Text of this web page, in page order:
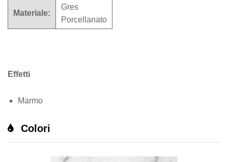
Materiale:
Gres
Porcellanato
Effetti
Marmo
Colori